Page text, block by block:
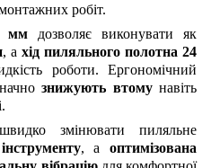
робіт.
ммдозволяє виконувати як
, а хід пиляльного полотна 24
роботи. Ергономічний
знижують втомунавіть
змінювати пиляльне
, аоптимізована